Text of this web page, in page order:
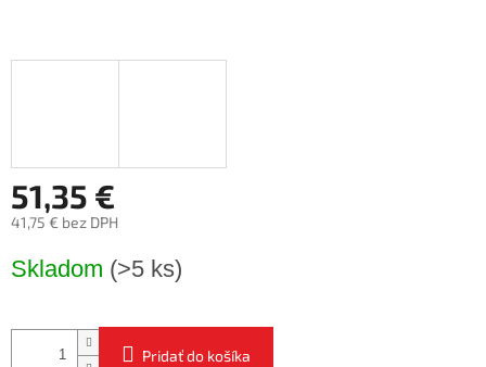
51,35 €
41,75 € bez DPH
cena:
Skladom (>5 ks)
Pridať do košíka